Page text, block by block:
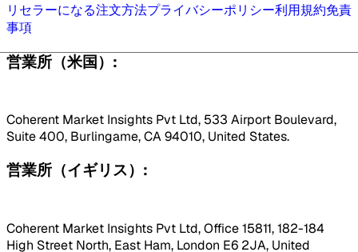
リセラーになる注文方法プライバシーポリシー利用規約免責
事項
営業所（米国）:
Coherent Market Insights Pvt Ltd, 533 Airport Boulevard,
Suite 400, Burlingame, CA 94010, United States.
営業所（イギリス）:
Coherent Market Insights Pvt Ltd, Office 15811, 182-184
High Street North, East Ham, London E6 2JA, United